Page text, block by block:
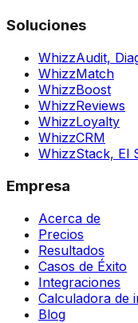
Soluciones
WhizzAudit,
WhizzMatch
WhizzBoost
WhizzReviews
WhizzLoyalty
WhizzCRM
WhizzStack, El
Empresa
Acerca de
Precios
Resultados
Casos de Éxito
Integraciones
Calculadora de
Blog